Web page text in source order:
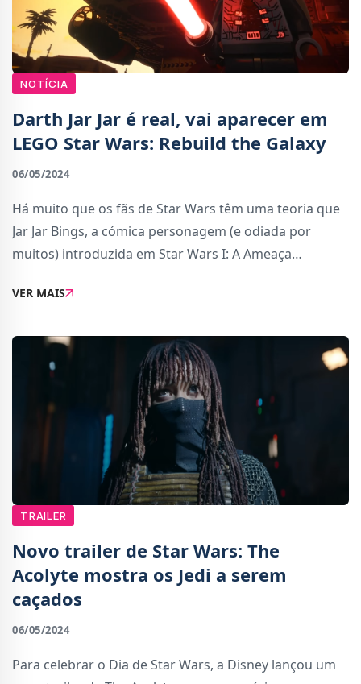
NOTÍCIA
Darth Jar Jar é real, vai aparecer em
LEGO Star Wars: Rebuild the Galaxy
06/05/2024
Há muito que os fãs de Star Wars têm uma teoria que
Jar Jar Bings, a cómica personagem (e odiada por
muitos) introduzida em Star Wars I: A Ameaça
de ser confirmada... bem, pelo menos para a s�
VER MAIS
TRAILER
Novo trailer de Star Wars: The
Acolyte mostra os Jedi a serem
caçados
06/05/2024
Para celebrar o Dia de Star Wars, a Disney lançou um